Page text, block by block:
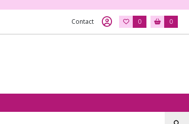
Contact 0 0